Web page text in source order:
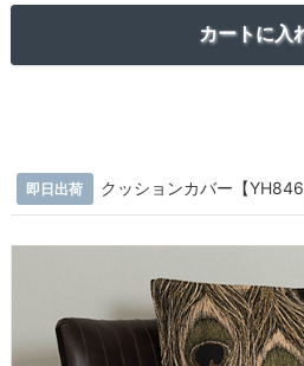
即日出荷 クッションカバー【